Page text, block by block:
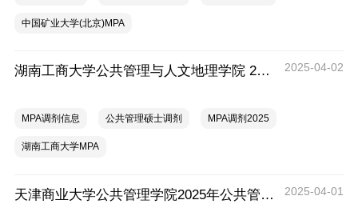
中国矿业大学(北京)MPA
湖南工商大学公共管理与人文地理学院 2025年硕士研究生招生调剂公告 2025-04-02
MPA调剂信息 公共管理硕士调剂 MPA调剂2025
湖南工商大学MPA
天津商业大学公共管理学院2025年公共管理硕士（MPA）调剂通知 2025-04-01